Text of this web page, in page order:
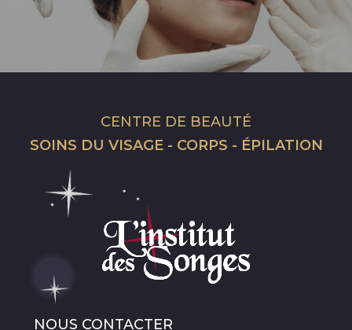
CENTRE DE BEAUTÉ
SOINS DU VISAGE - CORPS - ÉPILATION
NOUS CONTACTER